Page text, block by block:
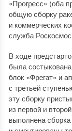
«Прогресс» (оба
общую сборку
и коммерческих
служба
В ходе
была
блок «Фрегат» и
с третьей
эту сборку
из первой и
выполнена